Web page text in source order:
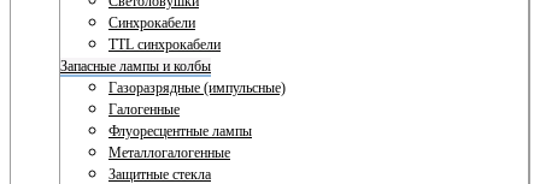
Синхрокабели
TTL синхрокабели
Запасные лампы и колбы
Газоразрядные (импульсные)
Галогенные
Флуоресцентные лампы
Металлогалогенные
Защитные стекла